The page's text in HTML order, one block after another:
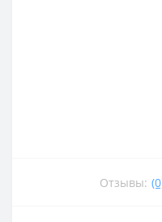
Отзывы: